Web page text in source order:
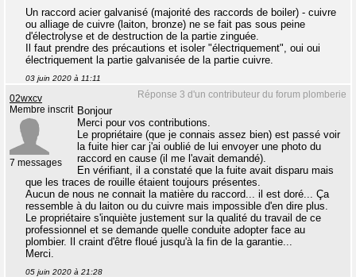
Un raccord acier galvanisé (majorité des raccords de boiler) - cuivre
ou alliage de cuivre (laiton, bronze) ne se fait pas sous peine
d'électrolyse et de destruction de la partie zinguée.
Il faut prendre des précautions et isoler "électriquement", oui oui
électriquement la partie galvanisée de la partie cuivre.
03 juin 2020 à 11:11
Réponse 3 d'un contributeur du forum plomberie
02wxcv
Membre inscrit
7 messages
Bonjour
Merci pour vos contributions.
Le propriétaire (que je connais assez bien) est passé voir
la fuite hier car j'ai oublié de lui envoyer une photo du
raccord en cause (il me l'avait demandé).
En vérifiant, il a constaté que la fuite avait disparu mais
que les traces de rouille étaient toujours présentes.
Aucun de nous ne connait la matière du raccord... il est doré... Ça
ressemble à du laiton ou du cuivre mais impossible d'en dire plus.
Le propriétaire s'inquiète justement sur la qualité du travail de ce
professionnel et se demande quelle conduite adopter face au
plombier. Il craint d'être floué jusqu'à la fin de la garantie...
Merci.
05 juin 2020 à 21:28